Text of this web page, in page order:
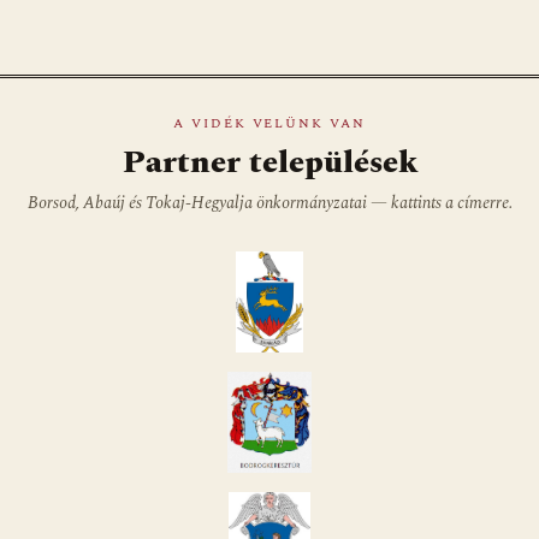
A VIDÉK VELÜNK VAN
Partner települések
Borsod, Abaúj és Tokaj-Hegyalja önkormányzatai — kattints a címerre.